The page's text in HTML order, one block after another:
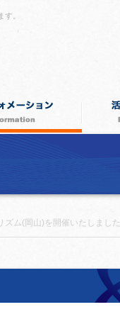
。
ム(岡山)を開催いたしました